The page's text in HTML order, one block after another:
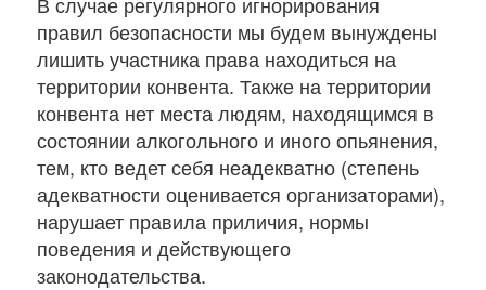
правил безопасности мы будем вынуждены
лишить участника права находиться на
территории конвента. Также на территории
конвента нет места людям, находящимся в
состоянии алкогольного и иного опьянения,
тем, кто ведет себя неадекватно (степень
адекватности оценивается организаторами),
нарушает правила приличия, нормы
поведения и действующего
законодательства.